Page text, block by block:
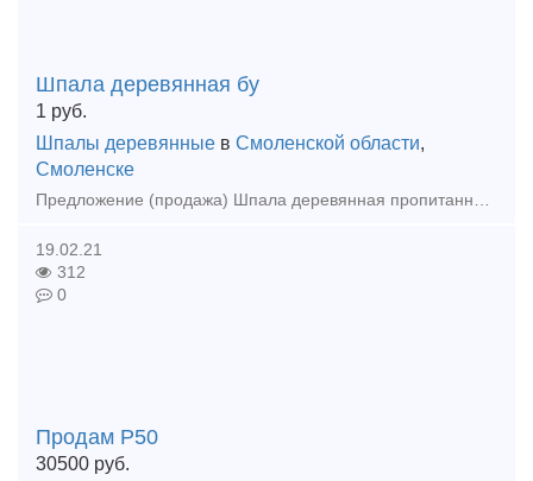
Шпала деревянная бу
1 руб.
Шпалы деревянные в Смоленской области,
Смоленске
Предложение (продажа) Шпала деревянная пропитанная б/у - 1 сорт для ремонта ж/д путей (вся продукция перебирается в ручную на 1 и 2 сорт) Работаем ОПТОМ от 150 шт.
19.02.21
312
0
Продам Р50
30500 руб.